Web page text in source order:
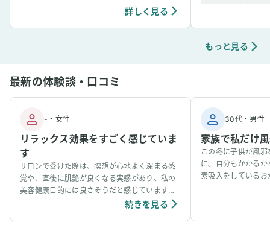
詳しく見る
もっと見る
最新の体験談・口コミ
- ・ 女性
リラックス効果をすごく感じていま
す
サロンで受けた際は、瞑想が心地よく深まる感
覚や、直後に肌艶が良くなる実感があり、私の
美容健康目的には良さそうだと感じています。
個人の感想ではありますが、吸入中は、脳波が
続きを見る
30代・男性
家族で私だけ
この冬に子供が風
に。自分もかかる
素吸入をしている